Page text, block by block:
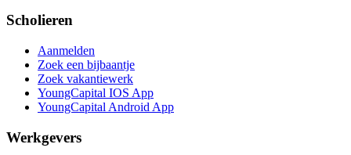
Scholieren
Aanmelden
Zoek een bijbaantje
Zoek vakantiewerk
YoungCapital IOS App
YoungCapital Android App
Werkgevers